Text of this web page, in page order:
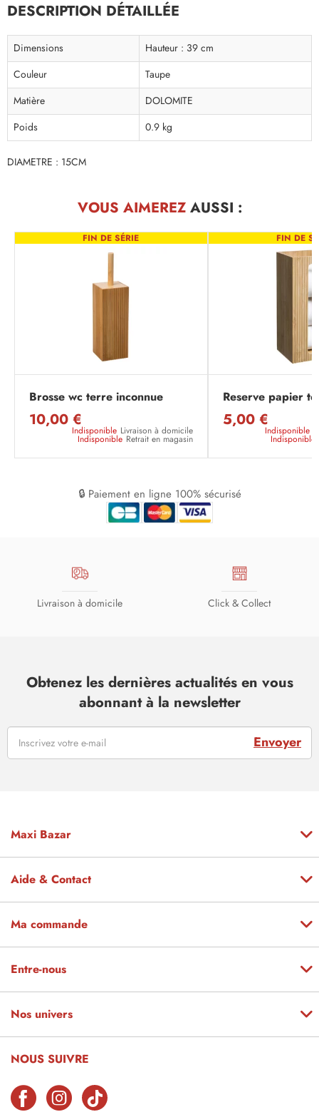
DESCRIPTION DÉTAILLÉE
Dimensions
Hauteur : 39 cm
Couleur
Taupe
Matière
DOLOMITE
Poids
0.9 kg
DIAMETRE : 15CM
VOUS AIMEREZAUSSI :
FIN DE SÉRIE
Brosse wc terre inconnue
10,00 €
Indisponible Livraison à domicile
Indisponible Retrait en magasin
FIN DE
Reserve papier
5,00 €
Indisponible
Indisponible
🔒 Paiement en ligne 100% sécurisé
Livraison à domicile Click & Collect
Obtenez les dernières actualités en vous
abonnant à la newsletter
Envoyer
Maxi Bazar
Aide & Contact
Ma commande
Entre-nous
Nos univers
NOUS SUIVRE